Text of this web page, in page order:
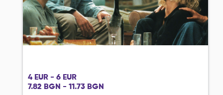
4 EUR - 6 EUR
7.82 BGN - 11.73 BGN